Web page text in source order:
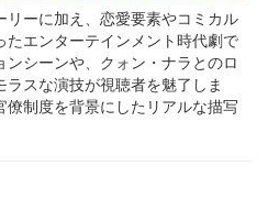
ーに加え、恋愛要素やコミカル
エンターテインメント時代劇で
シーンや、クォン・ナラとのロ
スな演技が視聴者を魅了しま
制度を背景にしたリアルな描写